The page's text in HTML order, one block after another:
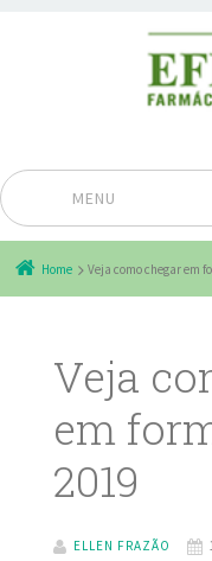
MENU
Pular para o conteúdo
Home Veja como chegar em
Veja
em
2019
ELLEN FRAZÃO